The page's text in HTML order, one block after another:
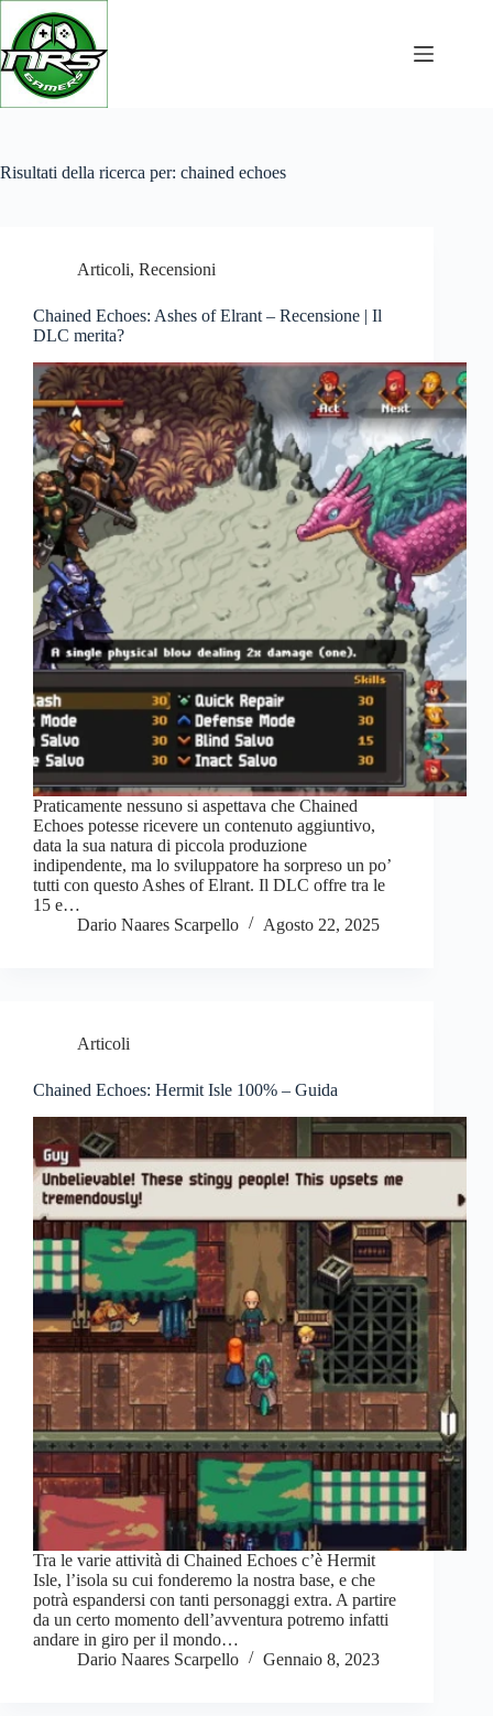
Salta
contenuto
Risultati della ricerca per: chained echoes
Articoli, Recensioni
Chained Echoes: Ashes of Elrant – Recensione | Il
DLC merita?
Praticamente nessuno si aspettava che Chained
Echoes potesse ricevere un contenuto aggiuntivo,
data la sua natura di piccola produzione
indipendente, ma lo sviluppatore ha sorpreso un po’
tutti con questo Ashes of Elrant. Il DLC offre tra le
15 e…
Dario Naares Scarpello
Agosto 22, 2025
Articoli
Chained Echoes: Hermit Isle 100% – Guida
Tra le varie attività di Chained Echoes c’è Hermit
Isle, l’isola su cui fonderemo la nostra base, e che
potrà espandersi con tanti personaggi extra. A partire
da un certo momento dell’avventura potremo infatti
andare in giro per il mondo…
Dario Naares Scarpello
Gennaio 8, 2023